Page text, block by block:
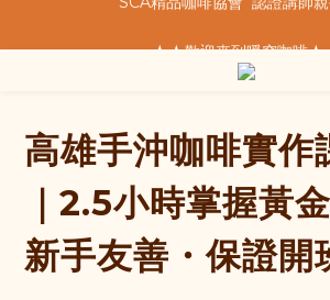
  我們致力於製作好的咖啡
★★歡迎來到暖窩咖啡
高雄手沖咖啡實作
｜2.5小時掌握黃金
新手友善・保證開